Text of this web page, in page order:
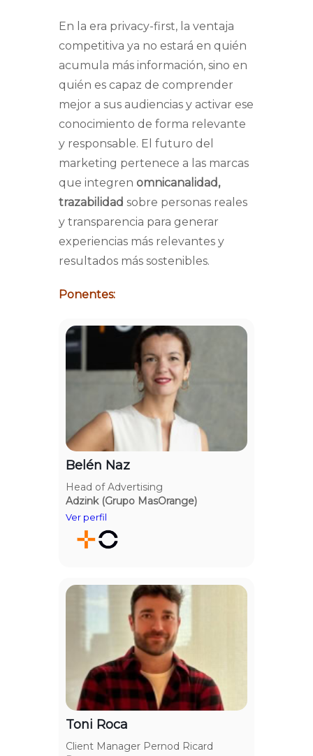
En la era privacy-first, la ventaja
competitiva ya no estará en quién
acumula más información, sino en
quién es capaz de comprender
mejor a sus audiencias y activar ese
conocimiento de forma relevante
y responsable. El futuro del
marketing pertenece a las marcas
que integren omnicanalidad,
trazabilidad sobre personas reales
y transparencia para generar
experiencias más relevantes y
resultados más sostenibles.
Ponentes:
Belén Naz
Head of Advertising
Adzink (Grupo MasOrange)
Toni Roca
Client Manager Pernod Ricard